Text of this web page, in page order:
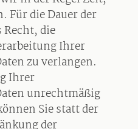
Für die Dauer der
Recht, die
Ihrer
zu verlangen.
Ihrer
unrechtmäßig
Sie statt der
der